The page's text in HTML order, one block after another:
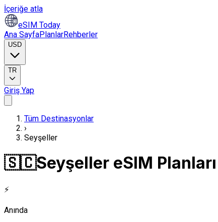
İçeriğe atla
eSIM Today
Ana SayfaPlanlarRehberler
USD
TR
Giriş Yap
Tüm Destinasyonlar
›
Seyşeller
🇸🇨Seyşeller eSIM Planları
⚡
Anında